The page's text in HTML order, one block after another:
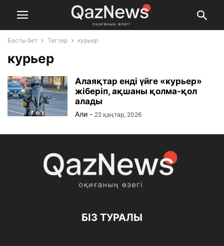
Басты бет Тегтер курьер
курьер
Алаяқтар енді үйге «курьер»
жіберіп, ақшаны қолма-қол
алады
Али - 22 қаңтар, 2026
БІЗ ТУРАЛЫ